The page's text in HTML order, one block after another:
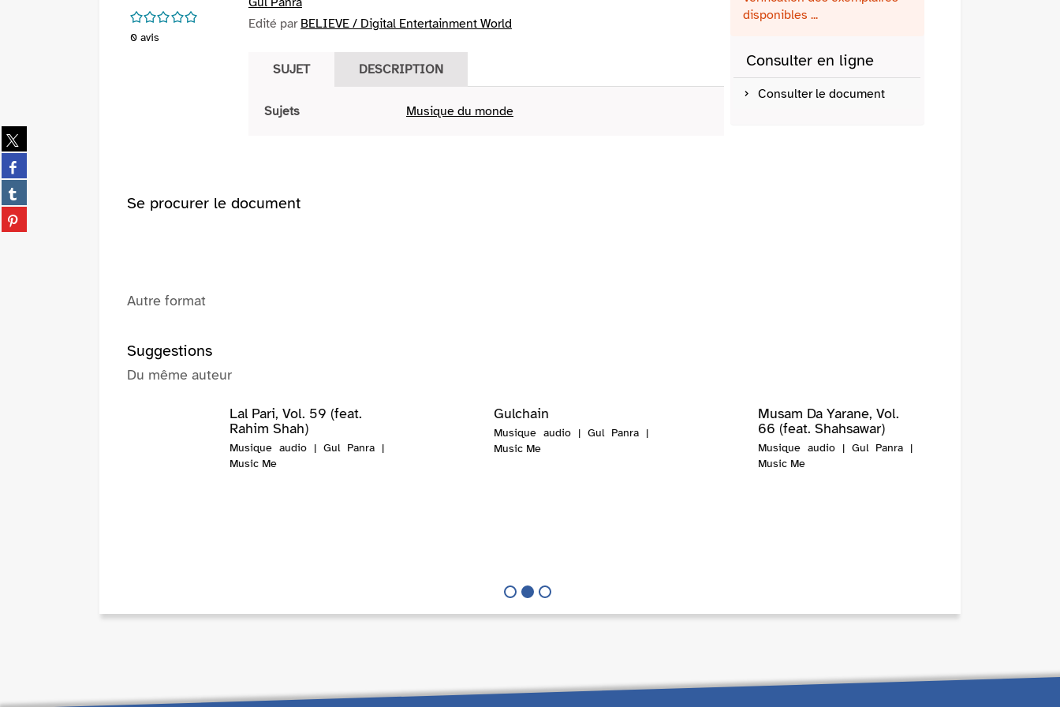
Partager
sur
twitter
(Nouvelle
fenêtre)
Partager
sur
facebook
(Nouvelle
fenêtre)
Partager
sur
tumblr
Partager
sur
/5
0 avis
Edité par BELIEVE / Digital Entertainment World
SUJET DESCRIPTION
Sujets Musique du monde
disponibles ...
Consulter en ligne
Consulter le document
Se procurer le document
Autre format
Suggestions
Du même auteur
Gulchain
Musique audio | Gul Panra |
Music Me
Musam Da Yarane, Vol.
66 (feat. Shahsawar)
Musique audio | Gul Panra |
Music Me
Lal Pari, Vol. 59 (feat.
Rahim Shah)
Musique audio | Gul Panra |
Music Me